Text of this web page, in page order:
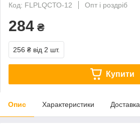
Код: FLPLQСТО-12
Опт і роздріб
284 ₴
256 ₴ від 2 шт.
Купити
Опис Характеристики Доставка